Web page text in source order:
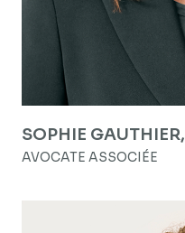
SOPHIE GAUTHIER,
AVOCATE ASSOCIÉE